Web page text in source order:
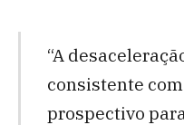
“A
consistente
prospectivo